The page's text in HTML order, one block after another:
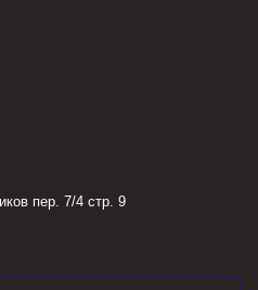
пер. 7/4 стр. 9